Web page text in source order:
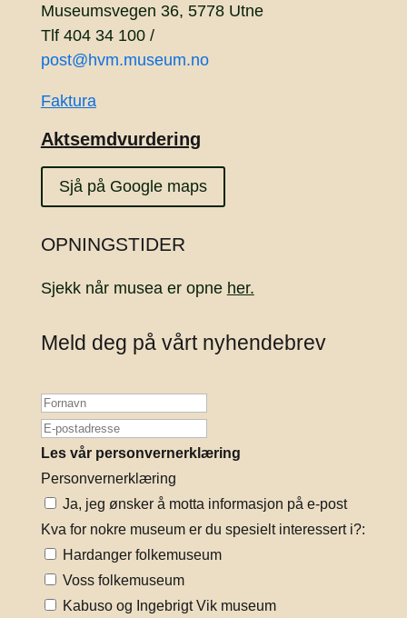
Museumsvegen 36, 5778 Utne
Tlf 404 34 100 /
post@hvm.museum.no
Faktura
Aktsemdvurdering
Sjå på Google maps
OPNINGSTIDER
Sjekk når musea er opne her.
Meld deg på vårt nyhendebrev
Les vår personvernerklæring
Personvernerklæring
Ja, jeg ønsker å motta informasjon på e-post
Kva for nokre museum er du spesielt interessert i?:
Hardanger folkemuseum
Voss folkemuseum
Kabuso og Ingebrigt Vik museum